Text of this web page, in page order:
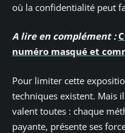
où la confidentialité peut
A lire en complément :
numéro masqué et
Pour limiter cette
techniques existent. Mais
valent toutes : chaque
payante, présente ses